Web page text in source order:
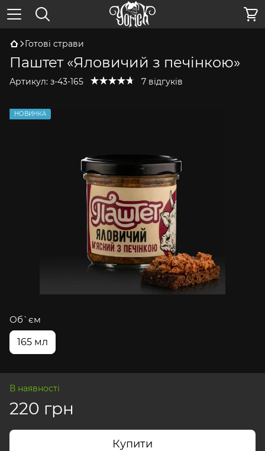
Готові страви
Паштет «Яловичий з печінкою»
Артикул: з-43-165 7 відгуків
НОВИНКА
Об`єм
165 мл
В наявності
220 грн
Купити